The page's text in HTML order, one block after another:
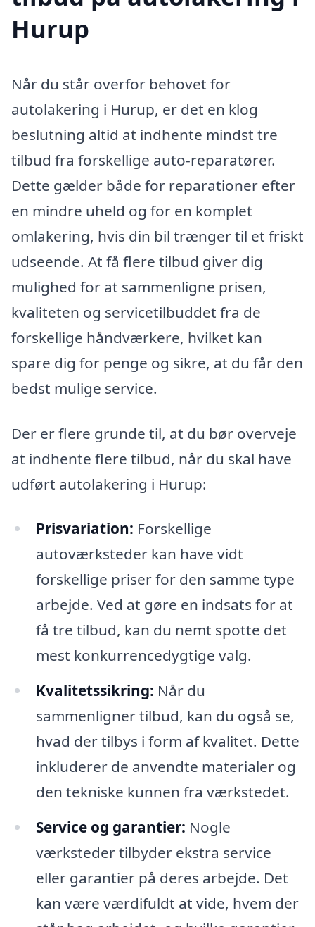
Hurup
Når du står overfor behovet for
autolakering i Hurup, er det en klog
beslutning altid at indhente mindst tre
tilbud fra forskellige auto-reparatører.
Dette gælder både for reparationer efter
en mindre uheld og for en komplet
omlakering, hvis din bil trænger til et friskt
udseende. At få flere tilbud giver dig
mulighed for at sammenligne prisen,
kvaliteten og servicetilbuddet fra de
forskellige håndværkere, hvilket kan
spare dig for penge og sikre, at du får den
bedst mulige service.
Der er flere grunde til, at du bør overveje
at indhente flere tilbud, når du skal have
udført autolakering i Hurup:
Prisvariation: Forskellige
autoværksteder kan have vidt
forskellige priser for den samme type
arbejde. Ved at gøre en indsats for at
få tre tilbud, kan du nemt spotte det
mest konkurrencedygtige valg.
Kvalitetssikring: Når du
sammenligner tilbud, kan du også se,
hvad der tilbys i form af kvalitet. Dette
inkluderer de anvendte materialer og
den tekniske kunnen fra værkstedet.
Service og garantier: Nogle
værksteder tilbyder ekstra service
eller garantier på deres arbejde. Det
kan være værdifuldt at vide, hvem der